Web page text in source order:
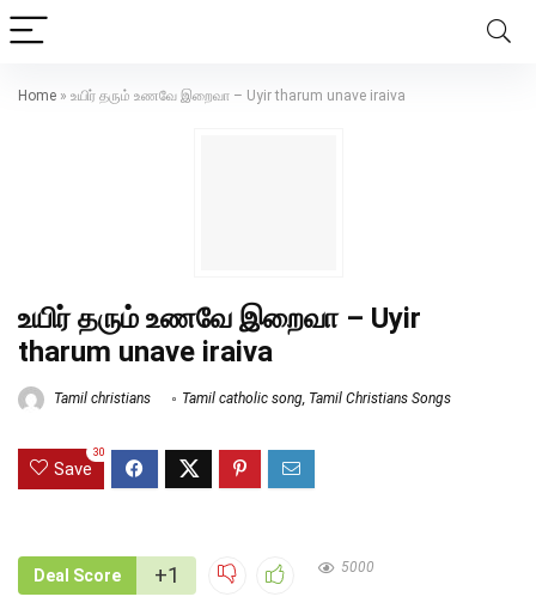
Home » உயிர் தரும் உணவே இறைவா – Uyir tharum unave iraiva
உயிர் தரும் உணவே இறைவா – Uyir
tharum unave iraiva
Tamil christians Tamil catholic song, Tamil Christians Songs
Save
30
Deal Score +1 5000